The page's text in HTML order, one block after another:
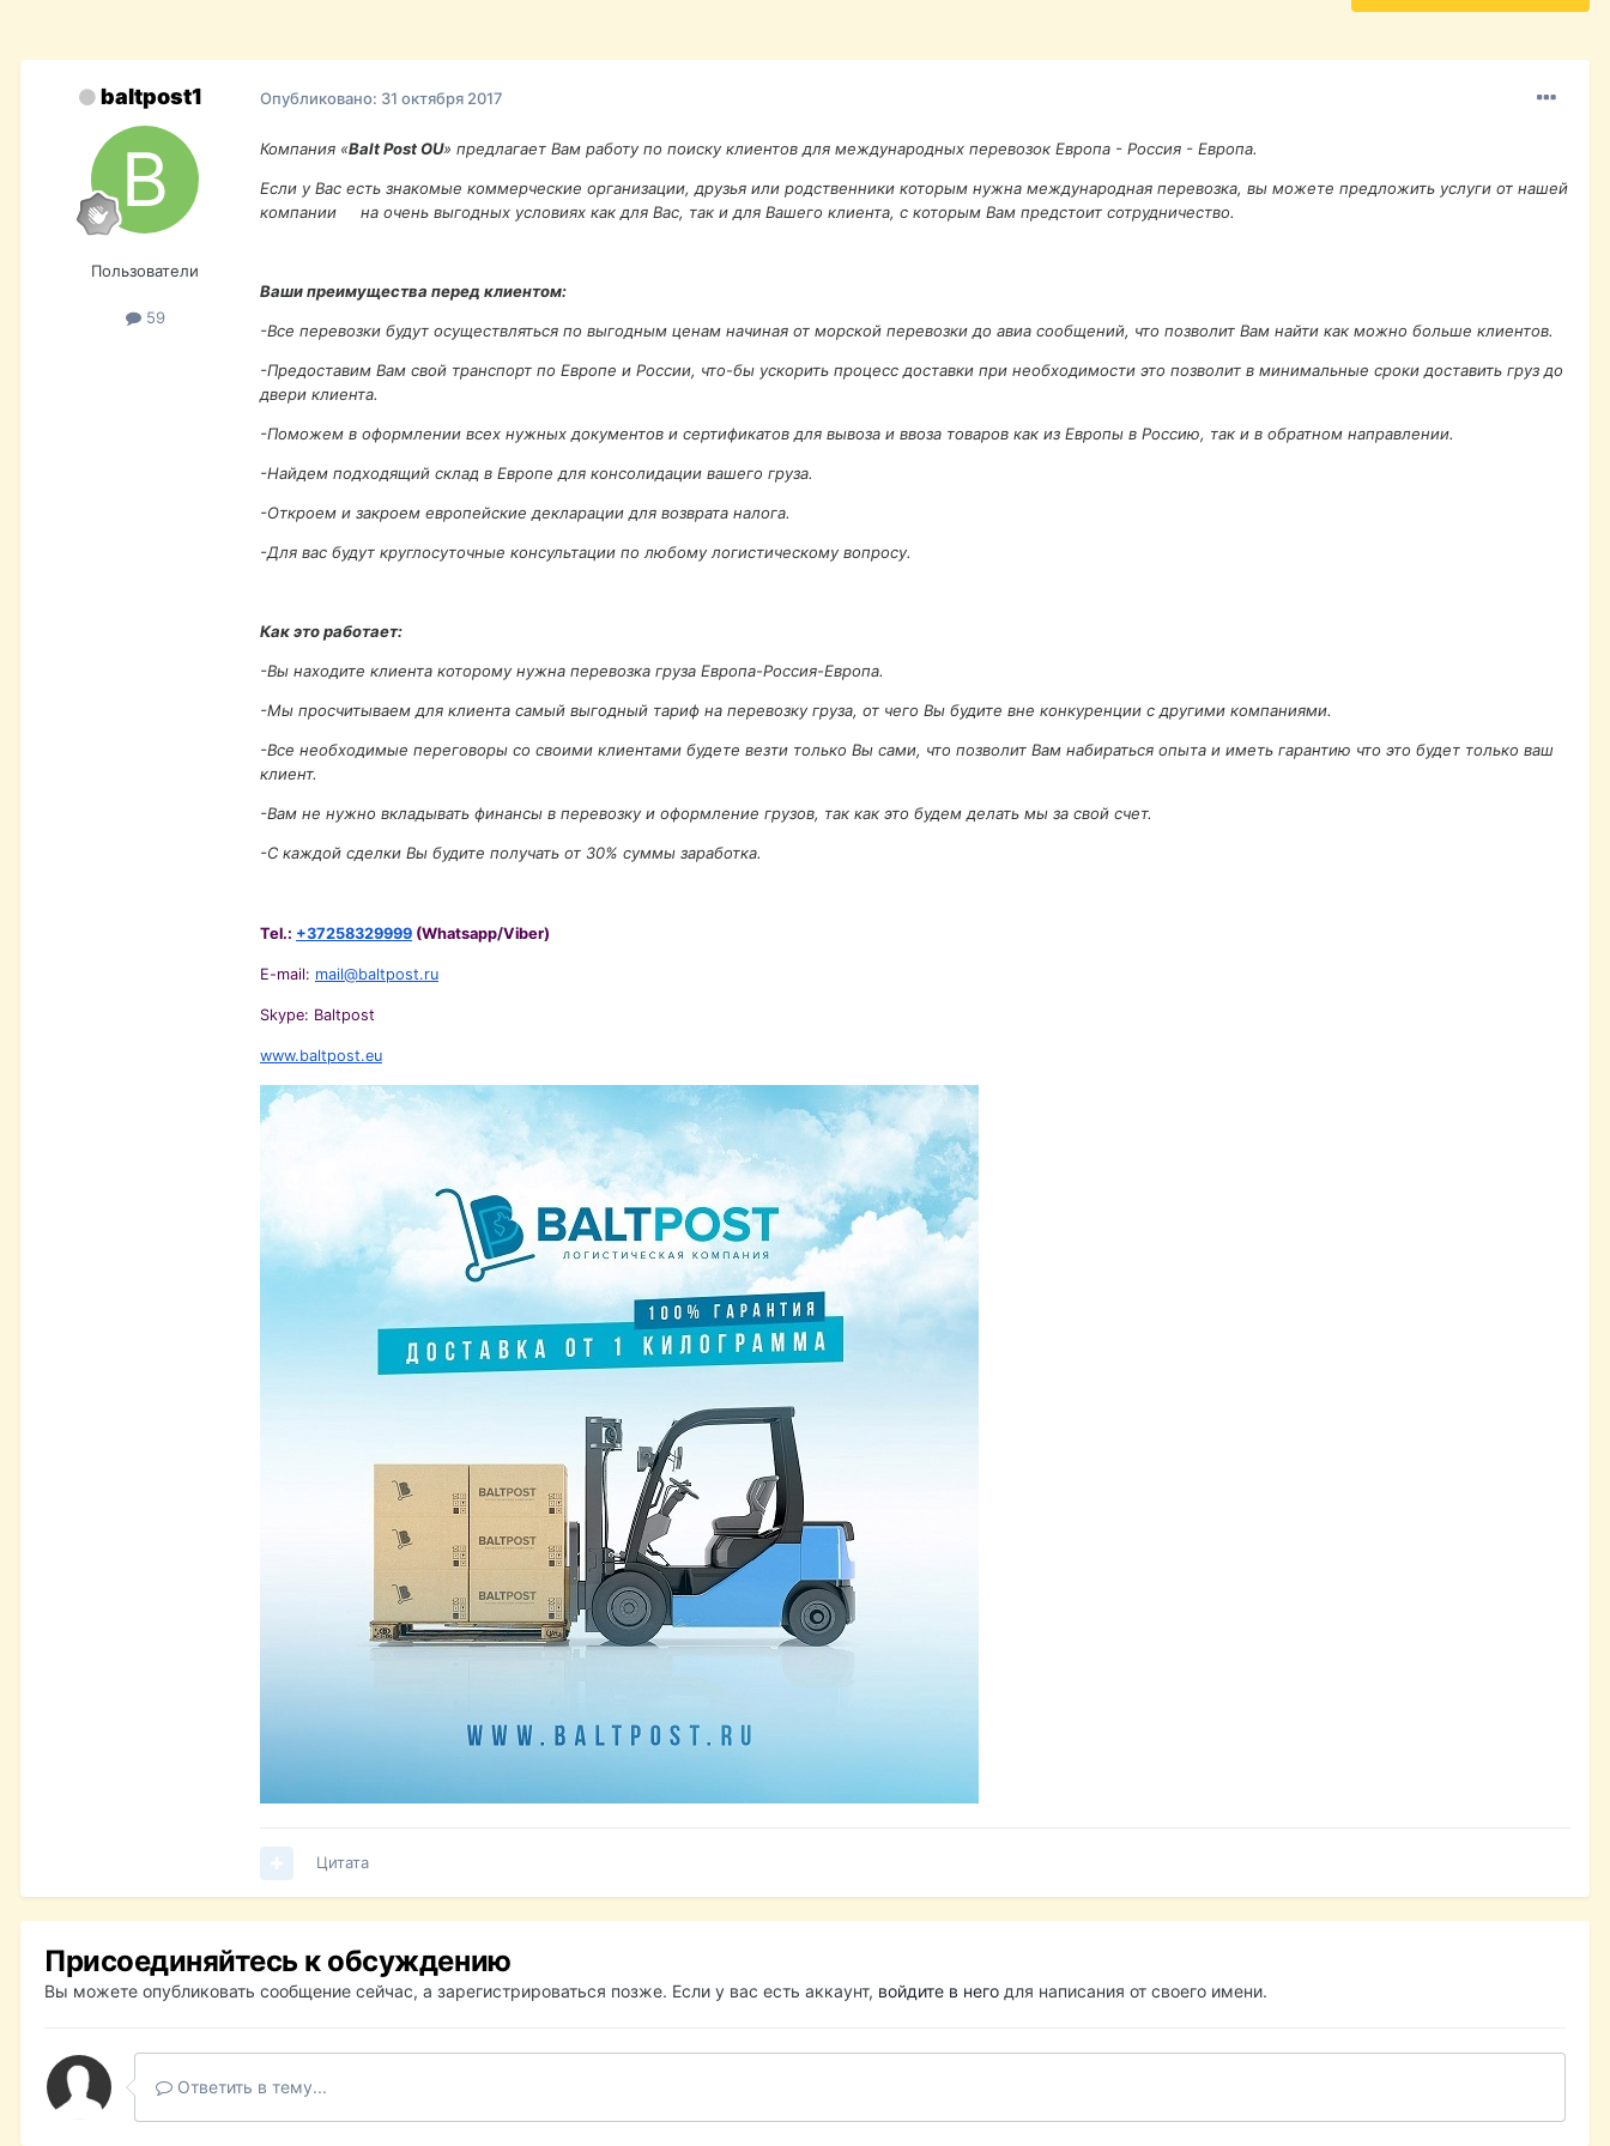
baltpost1
Пользователи
59
Опубликовано: 31 октября 2017
Компания «Balt Post OU» предлагает Вам работу по поиску клиентов для международных перевозок Европа - Россия - Европа.
Если у Вас есть знакомые коммерческие организации, друзья или родственники которым нужна международная перевозка, вы можете предложить услуги от нашей
компании на очень выгодных условиях как для Вас, так и для Вашего клиента, с которым Вам предстоит сотрудничество.
Ваши преимущества перед клиентом:
-Все перевозки будут осуществляться по выгодным ценам начиная от морской перевозки до авиа сообщений, что позволит Вам найти как можно больше клиентов.
-Предоставим Вам свой транспорт по Европе и России, что-бы ускорить процесс доставки при необходимости это позволит в минимальные сроки доставить груз до
двери клиента.
-Поможем в оформлении всех нужных документов и сертификатов для вывоза и ввоза товаров как из Европы в Россию, так и в обратном направлении.
-Найдем подходящий склад в Европе для консолидации вашего груза.
-Откроем и закроем европейские декларации для возврата налога.
-Для вас будут круглосуточные консультации по любому логистическому вопросу.
Как это работает:
-Вы находите клиента которому нужна перевозка груза Европа-Россия-Европа.
-Мы просчитываем для клиента самый выгодный тариф на перевозку груза, от чего Вы будите вне конкуренции с другими компаниями.
-Все необходимые переговоры со своими клиентами будете везти только Вы сами, что позволит Вам набираться опыта и иметь гарантию что это будет только ваш
клиент.
-Вам не нужно вкладывать финансы в перевозку и оформление грузов, так как это будем делать мы за свой счет.
-С каждой сделки Вы будите получать от 30% суммы заработка.
Tel.: +37258329999 (Whatsapp/Viber)
E-mail: mail@baltpost.ru
Skype: Baltpost
www.baltpost.eu
Цитата
Присоединяйтесь к обсуждению
Вы можете опубликовать сообщение сейчас, а зарегистрироваться позже. Если у вас есть аккаунт, войдите в него для написания от своего имени.
Ответить в тему...